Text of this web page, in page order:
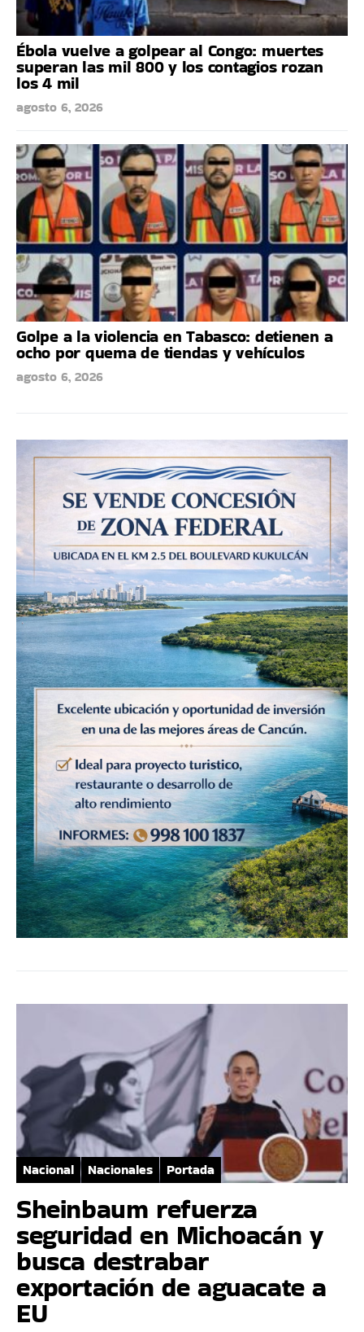
Ébola vuelve a golpear al Congo: muertes
superan las mil 800 y los contagios rozan
los 4 mil
agosto 6, 2026
Golpe a la violencia en Tabasco: detienen a
ocho por quema de tiendas y vehículos
agosto 6, 2026
Nacional Nacionales Portada
Sheinbaum refuerza
seguridad en Michoacán y
busca destrabar
exportación de aguacate a
EU